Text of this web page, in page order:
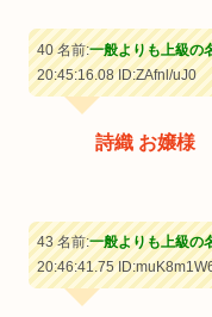
40 名前:一般よりも上級の
20:45:16.08ID:ZAfnl/uJ0
詩織 お嬢様
43 名前:一般よりも上級の
20:46:41.75